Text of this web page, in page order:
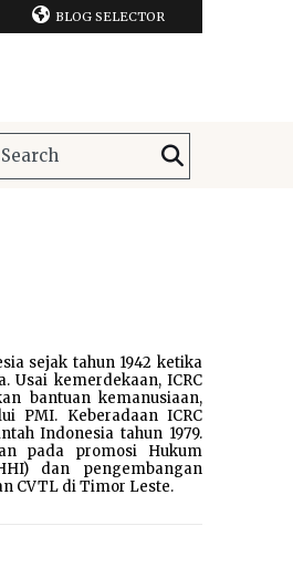
BLOG SELECTOR
sejak tahun 1942 ketika
Usai kemerdekaan, ICRC
bantuan kemanusiaan,
PMI. Keberadaan ICRC
Indonesia tahun 1979.
pada promosi Hukum
dan pengembangan
CVTL di Timor Leste.